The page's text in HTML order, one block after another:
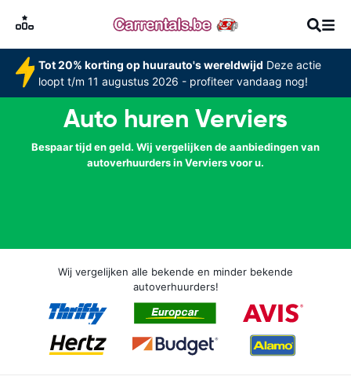
Tot 20% korting op huurauto's wereldwijd Deze actie
loopt t/m 11 augustus 2026 - profiteer vandaag nog!
Auto huren Verviers
Bespaar tijd en geld. Wij vergelijken de aanbiedingen van
autoverhuurders in Verviers voor u.
Wij vergelijken alle bekende en minder bekende
autoverhuurders!